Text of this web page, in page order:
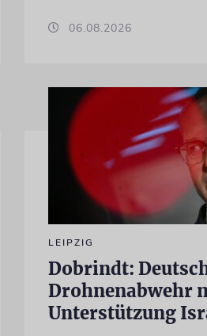
06.08.2026
LEIPZIG
Dobrindt:
Drohnenabwehr
Unterstützung